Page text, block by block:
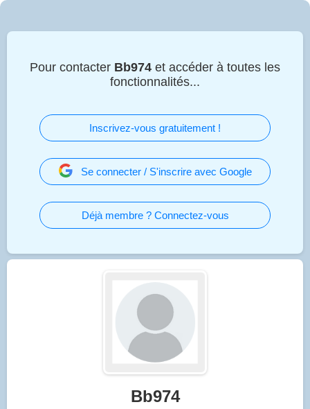
Pour contacter Bb974 et accéder à toutes les
fonctionnalités...
Inscrivez-vous gratuitement !
Se connecter / S'inscrire avec Google
Déjà membre ? Connectez-vous
Bb974